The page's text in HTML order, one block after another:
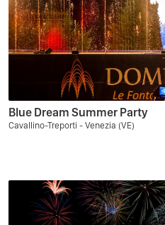
Blue Dream Summer Party
Cavallino-Treporti - Venezia (VE)